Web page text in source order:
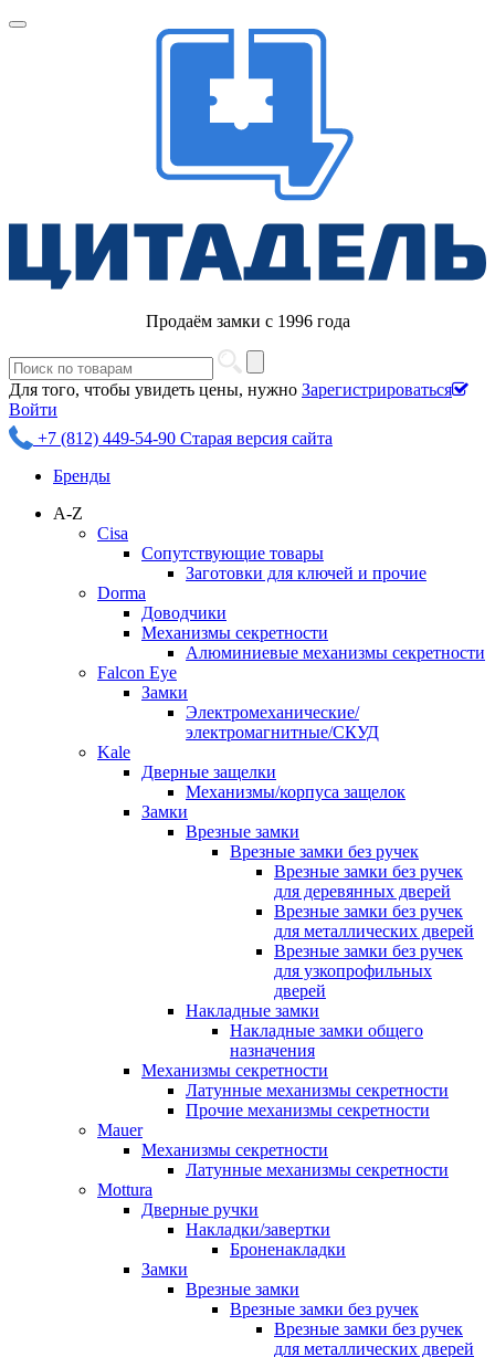
Продаём замки с 1996 года
Для того, чтобы увидеть цены, нужно Зарегистрироваться
Войти
+7 (812) 449-54-90 Старая версия сайта
Бренды
A-Z
Cisa
Сопутствующие товары
Заготовки для ключей и прочие
Dorma
Доводчики
Механизмы секретности
Алюминиевые механизмы секретности
Falcon Eye
Замки
Электромеханические/
электромагнитные/СКУД
Kale
Дверные защелки
Механизмы/корпуса защелок
Замки
Врезные замки
Врезные замки без ручек
Врезные замки без ручек
для деревянных дверей
Врезные замки без ручек
для металлических дверей
Врезные замки без ручек
для узкопрофильных
дверей
Накладные замки
Накладные замки общего
назначения
Механизмы секретности
Латунные механизмы секретности
Прочие механизмы секретности
Mauer
Механизмы секретности
Латунные механизмы секретности
Mottura
Дверные ручки
Накладки/завертки
Броненакладки
Замки
Врезные замки
Врезные замки без ручек
Врезные замки без ручек
для металлических дверей